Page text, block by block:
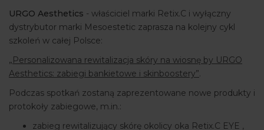
URGO Aesthetics - właściciel marki Retix.C i wyłączny
dystrybutor marki Mesoestetic zaprasza na kolejny cykl
szkoleń w całej Polsce:
„Personalizowana rewitalizacja skóry na wiosnę by URGO
Aesthetics: zabiegi bankietowe i skinboostery”.
Podczas spotkań zostaną zaprezentowane nowe produkty i
protokoły zabiegowe, m.in.:
zabieg rewitalizujący skórę okolicy oka Retix.C EYE ,